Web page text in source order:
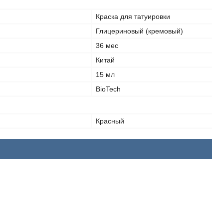
Краска для татуировки
Глицериновый (кремовый)
36 мес
Китай
15 мл
BioTech
Красный